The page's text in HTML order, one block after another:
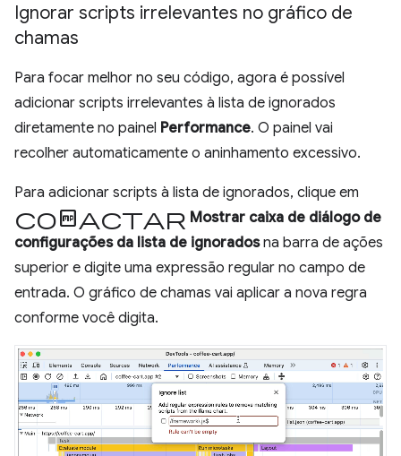
Ignorar scripts irrelevantes no gráfico de
chamas
Para focar melhor no seu código, agora é possível
adicionar scripts irrelevantes à lista de ignorados
diretamente no painel Performance. O painel vai
recolher automaticamente o aninhamento excessivo.
Para adicionar scripts à lista de ignorados, clique em
compactar Mostrar caixa de diálogo de
configurações da lista de ignoradosna barra de ações
superior e digite uma expressão regular no campo de
entrada. O gráfico de chamas vai aplicar a nova regra
conforme você digita.